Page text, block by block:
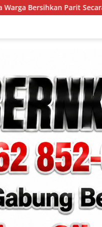
Gotong Royong